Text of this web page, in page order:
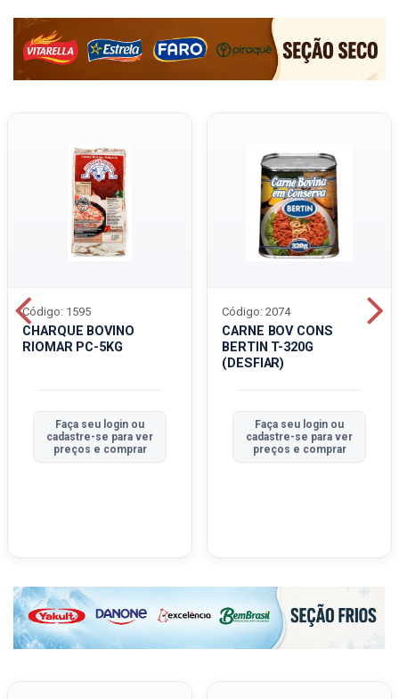
CHARQUE BOVINO
RIOMAR PC-5KG
Código: 1595
Faça seu login ou
cadastre-se para ver
preços e comprar
CARNE BOV CONS
BERTIN T-320G
(DESFIAR)
Código: 2074
Faça seu login ou
cadastre-se para ver
preços e comprar